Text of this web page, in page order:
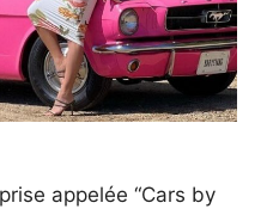
appelée “Cars by